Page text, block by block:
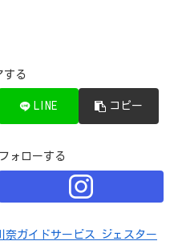
する
LINE コピー
ォローする
奈ガイドサービス ジェスター